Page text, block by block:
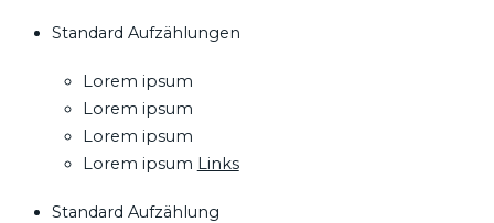
Standard Aufzählungen
Lorem ipsum
Lorem ipsum
Lorem ipsum
Lorem ipsum Links
Standard Aufzählung